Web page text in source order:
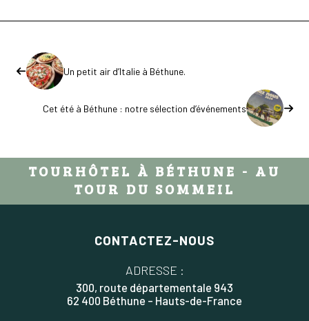
Un petit air d’Italie à Béthune.
Cet été à Béthune : notre sélection d’événements
TOURHÔTEL À BÉTHUNE - AU
TOUR DU SOMMEIL
CONTACTEZ-NOUS
ADRESSE :
300, route départementale 943
62 400 Béthune – Hauts-de-France